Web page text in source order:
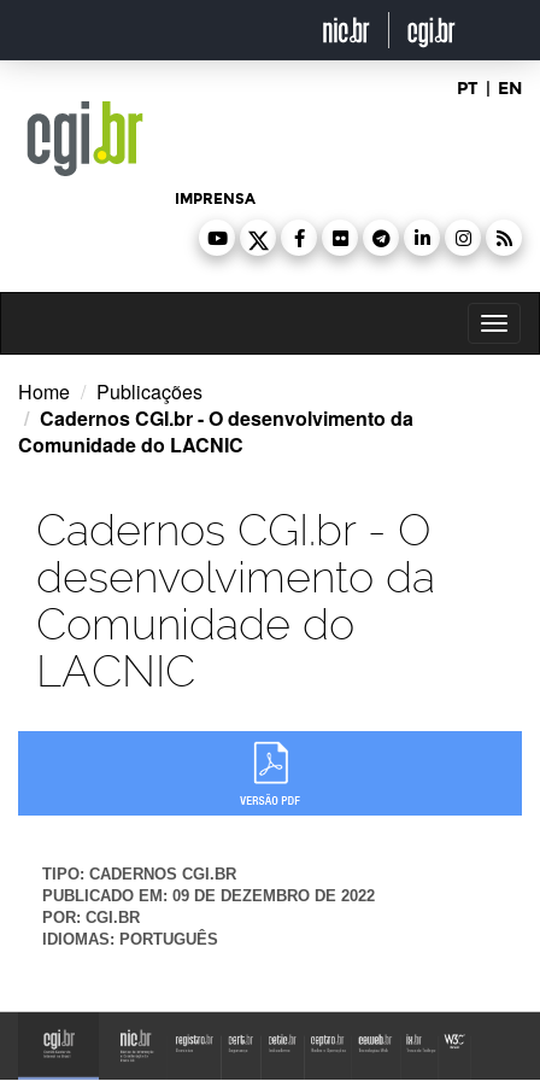
o
PT | EN
IMPRENSA
Home
Publicações
Cadernos CGI.br - O desenvolvimento da
Comunidade do LACNIC
Cadernos CGI.br - O
desenvolvimento da
Comunidade do
LACNIC
TIPO: CADERNOS CGI.BR
PUBLICADO EM: 09 DE DEZEMBRO DE 2022
POR: CGI.BR
IDIOMAS: PORTUGUÊS